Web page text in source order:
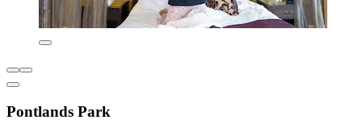
Pontlands Park